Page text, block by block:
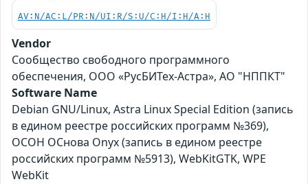
AV:N/AC:L/PR:N/UI:R/S:U/C:H/I:H/A:H
Vendor
Сообщество свободного программного
обеспечения, ООО «РусБИТех-Астра», АО "НППКТ"
Software Name
Debian GNU/Linux, Astra Linux Special Edition (запись
в едином реестре российских программ №369),
ОСОН ОСнова Оnyx (запись в едином реестре
российских программ №5913), WebKitGTK, WPE
WebKit